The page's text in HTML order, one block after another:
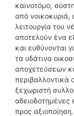
καινοτόμο,
από νοικοκυριά,
λειτουργία του
αποτελούν ένα
και ευθύνονται
τα υδάτινα
αποχετεύσεων
περιβαλλοντικά
ξεχωριστή
αδειοδοτημένες
προς